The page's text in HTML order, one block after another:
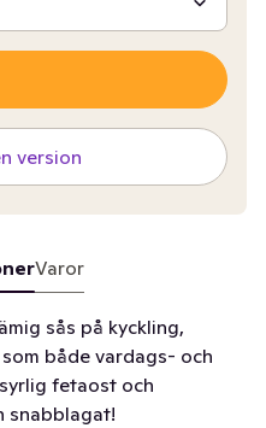
version
Varor
sås på kyckling,
både vardags- och
fetaost och
snabblagat!